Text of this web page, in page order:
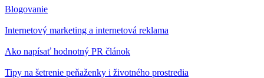
Blogovanie
Internetový marketing a internetová reklama
Ako napísať hodnotný PR článok
Tipy na šetrenie peňaženky i životného prostredia